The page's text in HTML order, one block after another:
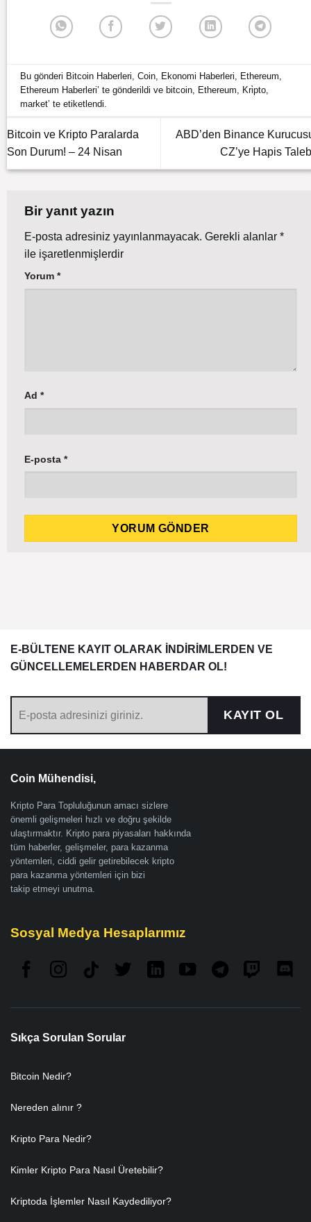
Bu gönderi Bitcoin Haberleri ,Coin Ekonomi Haberleri Ethereum
Ethereum Haberleri’ te gönderildi vebitcoin Ethereum Kri̇pto
market’ te etiketlendi.
Bitcoin ve Kripto Paralarda
Son Durum! – 24 Nisan
ABD’den Binance
CZ’ye Hapis
Bir yanıt yazın
E-posta adresiniz yayınlanmayacak. Gerekli alanlar *
ile işaretlenmişlerdir
Yorum *
Ad *
E-posta *
E-BÜLTENE KAYIT OLARAK İNDİRİMLERDEN VE
GÜNCELLEMELERDEN HABERDAR OL!
KAYIT OL
Coin Mühendisi,
Kripto Para Topluluğunun amacı sizlere
önemli gelişmeleri hızlı ve doğru şekilde
ulaştırmaktır. Kripto para piyasaları hakkında
tüm haberler, gelişmeler, para kazanma
yöntemleri, ciddi gelir getirebilecek kripto
para kazanma yöntemleri için bizi
takip etmeyi unutma.
Sosyal Medya Hesaplarımız
Sıkça Sorulan Sorular
Bitcoin Nedir?
Nereden alınır ?
Kripto Para Nedir?
Kimler Kripto Para Nasıl Üretebilir?
Kriptoda İşlemler Nasıl Kaydediliyor?